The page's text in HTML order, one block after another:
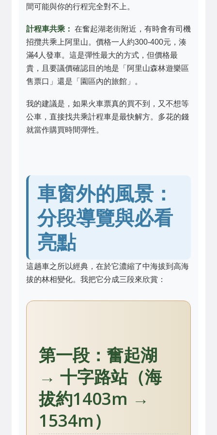
間可能與你的行程完全對不上。
計程車共乘： 在奮起湖老街附近，有時會有司機
招攬共乘上阿里山。價格一人約300-400元，湊
滿4人發車。這是彈性最大的方式，但價格最
貴，且要議價確認目的地是「阿里山森林遊樂區
售票口」還是「園區內的旅館」。
我的建議是，如果火車票真的買不到，又不想等
公車，直接找共乘計程車是最快解方。多花的錢
就當作購買時間彈性。
車窗外的風景：
分段導覽與必看
亮點
這趟車之所以經典，在於它濃縮了中海拔到高海
拔的林相變化。我把它分成三段來欣賞：
第一段：奮起湖
→ 十字路站（海
拔約1403m →
1534m）